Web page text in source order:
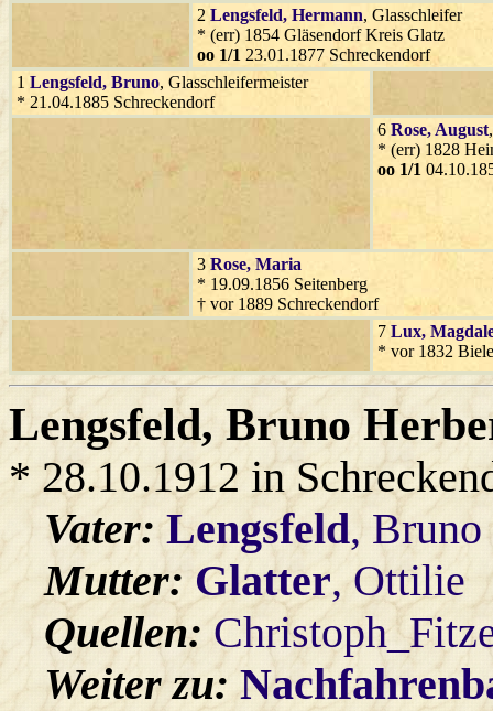
2 Lengsfeld, Hermann, Glasschleifer
* (err) 1854 Gläsendorf Kreis Glatz
oo 1/1 23.01.1877 Schreckendorf
1 Lengsfeld, Bruno, Glasschleifermeister
* 21.04.1885 Schreckendorf
6 Rose, August
* (err) 1828
oo 1/1
3 Rose, Maria
* 19.09.1856 Seitenberg
† vor 1889 Schreckendorf
7 Lux,
* vor 1832
Lengsfeld, Bruno
* 28.10.1912 in
Vater:Lengsfeld,
Mutter: Glatter, Ottilie
Quellen:
Weiter zu: